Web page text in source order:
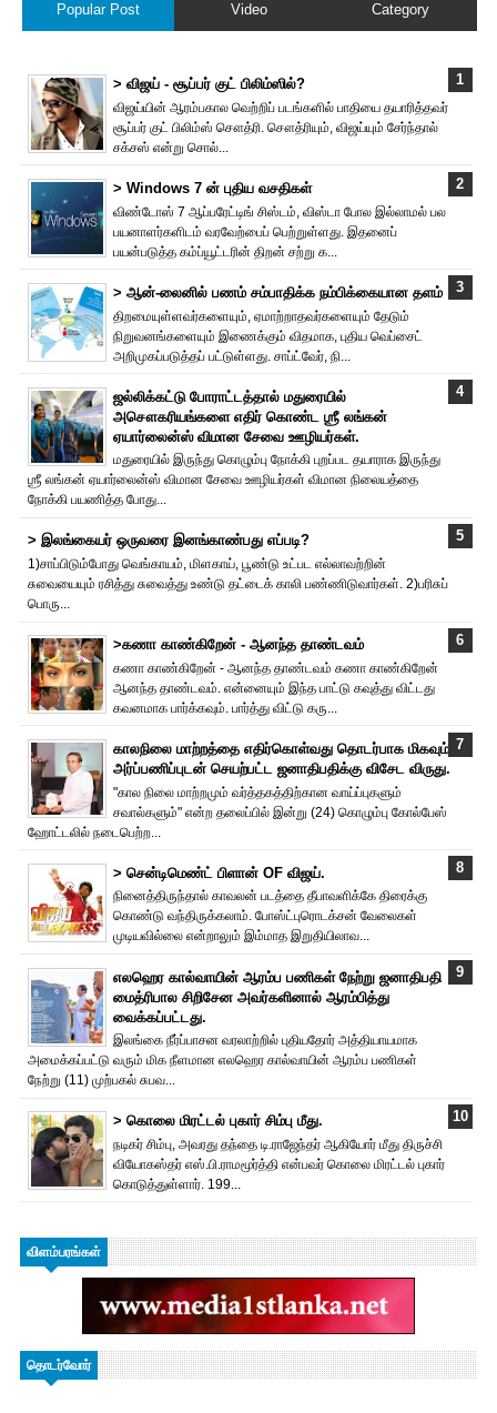
Popular Post Video Category
> விஜய் - சூப்பர் குட் பிலிம்ஸில்?
விஜய்யின் ஆரம்பகால வெற்றிப் படங்களில் பாதியை தயா‌ரித்தவர்
சூப்பர் குட் பிலிம்ஸ் சௌத்‌ரி. சௌத்‌ரியும், விஜய்யும் சேர்ந்தால்
சக்சஸ் என்று சொல்...
> Windows 7 ன் புதிய வசதிகள்
விண்டோஸ் 7 ஆப்பரேட்டிங் சிஸ்டம், விஸ்டா போல இல்லாமல் பல
பயனாளர்களிடம் வரவேற்பைப் பெற்றுள்ளது. இதனைப்
பயன்படுத்த கம்ப்யூட்டரின் திறன் சற்று க...
> ஆன்-லைனில் பணம் சம்பாதிக்க நம்பிக்கையான தளம்
திறமையுள்ளவர்களையும், ஏமாற்றாதவர்களையும் தேடும்
நிறுவனங்களையும் இணைக்கும் விதமாக, புதிய வெப்சைட்
அறிமுகப்படுத்தப் பட்டுள்ளது. சாப்ட்வேர், நி...
ஜல்லிக்கட்டு போராட்டத்தால் மதுரையில்
அசௌகரியங்களை எதிர் கொண்ட ஶ்ரீ லங்கன்
ஏயார்லைன்ஸ் விமான சேவை ஊழியர்கள்.
மதுரையில் இருந்து கொழும்பு நோக்கி புறப்பட தயாராக இருந்து
ஶ்ரீ லங்கன் ஏயார்லைன்ஸ் விமான சேவை ஊழியர்கள் விமான நிலையத்தை
நோக்கி பயணித்த போது...
> இலங்கையர் ஒருவரை இனங்காண்பது எப்படி?
1)சாப்பிடும்போது வெங்காயம், மிளகாய், பூண்டு உட்பட எல்லாவற்றின்
சுவையையும் ரசித்து சுவைத்து உண்டு தட்டைக் காலி பண்ணிடுவார்கள். 2)பரிசுப்
பொரு...
>கணா காண்கிறேன் - ஆனந்த தாண்டவம்
கணா காண்கிறேன் - ஆனந்த தாண்டவம் கணா காண்கிறேன்
ஆனந்த தாண்டவம். என்னையும் இந்த பாட்டு கவுத்து விட்டது
கவனமாக பார்க்கவும். பார்த்து விட்டு கரு...
காலநிலை மாற்றத்தை எதிர்கொள்வது தொடர்பாக மிகவும்
அர்ப்பணிப்புடன் செயற்பட்ட ஜனாதிபதிக்கு விசேட விருது.
"கால நிலை மாற்றமும் வர்த்தகத்திற்கான வாய்ப்புகளும்
சவால்களும்" என்ற தலைப்பில் இன்று (24) கொழும்பு கோல்பேஸ்
ஹோட்டலில் நடைபெற்ற...
> சென்டிமெண்ட் பிளான் OF விஜய்.
நினைத்திருந்தால் காவலன் படத்தை தீபாவளிக்கே திரைக்கு
கொண்டு வந்திருக்கலாம். போஸ்ட்புரொட‌க்சன் வேலைகள்
முடியவில்லை என்றாலும் இம்மாத இறுதியிலாவ...
எலஹெர கால்வாயின் ஆரம்ப பணிகள் நேற்று ஜனாதிபதி
மைத்ரிபால சிறிசேன அவர்களினால் ஆரம்பித்து
வைக்கப்பட்டது.
இலங்கை நீர்ப்பாசன வரலாற்றில் புதியதோர் அத்தியாயமாக
அமைக்கப்பட்டு வரும் மிக நீளமான எலஹெர கால்வாயின் ஆரம்ப பணிகள்
நேற்று (11) முற்பகல் சுபவ...
> கொலை மிரட்டல் புகார் சிம்பு மீது.
நடிகர் சிம்பு, அவரது தந்தை டி.ராஜேந்தர் ஆகியோர் மீது திருச்சி
வியோகஸ்தர் எஸ்.பி.ராமமூர்த்தி என்பவர் கொலை மிரட்டல் புகார்
கொடுத்துள்ளார். 199...
விளம்பரங்கள்
தொடர்வோர்